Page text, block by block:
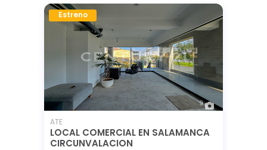
Estreno
9
ATE
LOCAL COMERCIAL EN SALAMANCA
CIRCUNVALACION